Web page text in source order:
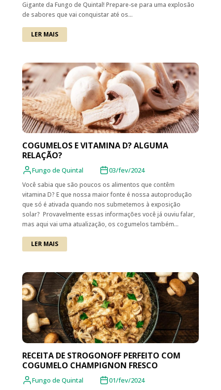
Gigante da Fungo de Quintal! Prepare-se para uma explosão
de sabores que vai conquistar até os...
LER MAIS
COGUMELOS E VITAMINA D? ALGUMA
RELAÇÃO?
Fungo de Quintal 03/fev/2024
Você sabia que são poucos os alimentos que contêm
vitamina D? E que nossa maior fonte é nossa autoprodução
que só é ativada quando nos submetemos à exposição
solar? Provavelmente essas informações você já ouviu falar,
mas aqui vai uma atualização, os cogumelos também...
LER MAIS
RECEITA DE STROGONOFF PERFEITO COM
COGUMELO CHAMPIGNON FRESCO
Fungo de Quintal 01/fev/2024